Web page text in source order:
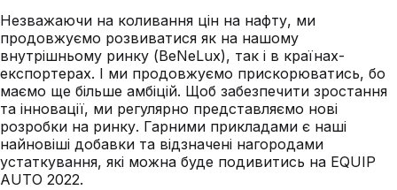
Незважаючи на коливання цін на нафту, ми
продовжуємо розвиватися як на нашому
внутрішньому ринку (BeNeLux), так і в країнах-
експортерах. І ми продовжуємо прискорюватись, бо
маємо ще більше амбіцій. Щоб забезпечити зростання
та інновації, ми регулярно представляємо нові
розробки на ринку. Гарними прикладами є наші
найновіші добавки та відзначені нагородами
устаткування, які можна буде подивитись на EQUIP
AUTO 2022.